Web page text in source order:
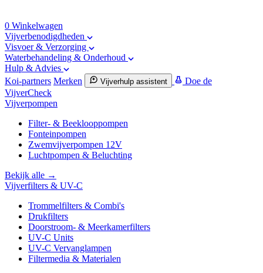
0 Winkelwagen
Vijverbenodigdheden
Visvoer & Verzorging
Waterbehandeling & Onderhoud
Hulp & Advies
Koi-partners Merken Vijverhulp assistent
Doe de
VijverCheck
Vijverpompen
Filter- & Beeklooppompen
Fonteinpompen
Zwemvijverpompen 12V
Luchtpompen & Beluchting
Bekijk alle →
Vijverfilters & UV-C
Trommelfilters & Combi's
Drukfilters
Doorstroom- & Meerkamerfilters
UV-C Units
UV-C Vervanglampen
Filtermedia & Materialen